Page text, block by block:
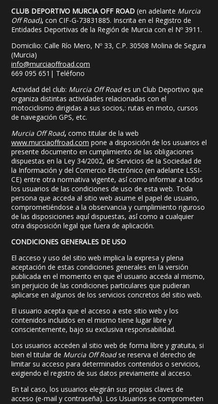
CLUB DEPORTIVO MURCIA OFF ROAD (en adelante Murcia
Off Road), con CIF-G-73831885. Inscrita en el Registro de
Entidades Deportivas de la Región de Murcia con el Nº 3911.
Domicilio: Calle Río Mero, Nº 33, C.P. 30508 Molina de Segura
(Murcia)
info@murciaoffroad.com
669 095 651| Teléfono
Actividad del club: Murcia Off Roades un Club Deportivo que
organiza distintas actividades relacionadas con el
motociclismo dirigidas a sus socios,: rutas en moto, cursos
de navegación GPS, etc.
Murcia Off Road, como titular de la web
www.murciaoffroad.com pone a disposición de los usuarios el
presente documento en cumplimiento de las obligaciones
dispuestas en la Ley 34/2002, de Servicios de la Sociedad de
la Información y del Comercio Electrónico (en adelante LSSI-
CE) entre otra normativa vigente, así́ como informar a todos
los usuarios de las condiciones de uso de esta web. Toda
persona que acceda al sitio web asume el papel de usuario,
comprometiéndose a la observancia y cumplimiento riguroso
de las disposiciones aquí́ dispuestas, así́ como a cualquier
otra disposición legal que fuera de aplicación.
CONDICIONES GENERALES DE USO
El acceso y uso del sitio web implica la expresa y plena
aceptación de estas condiciones generales en la versión
publicada en el momento en que el usuario acceda al mismo,
sin perjuicio de las condiciones particulares que pudieran
aplicarse en algunos de los servicios concretos del sitio web.
El usuario acepta que el acceso a este sitio web y los
contenidos incluidos en el mismo tiene lugar libre y
conscientemente, bajo su exclusiva responsabilidad.
Los usuarios acceden al sitio web de forma libre y gratuita, si
bien el titular de Murcia Off Roadse reserva el derecho de
limitar su acceso para determinados contenidos o servicios,
exigiendo el registro de sus datos previamente al acceso.
En tal caso, los usuarios elegirán sus propias claves de
acceso (e-mail y contraseña). Los Usuarios se comprometen